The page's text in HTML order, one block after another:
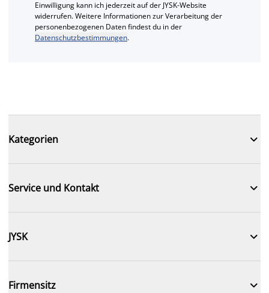
Einwilligung kann ich jederzeit auf der JYSK-Website
widerrufen. Weitere Informationen zur Verarbeitung der
personenbezogenen Daten findest du in der
Datenschutzbestimmungen.
Kategorien 
Service und Kontakt 
JYSK 
Firmensitz 